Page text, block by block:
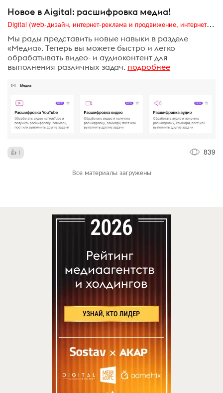
Новое в Aigital: расшифровка медиа!
Digital (web-дизайн, интернет-реклама и продвижение, интернет-сообщества и блоги, интернет-коммуникации, мобильный маркетинг, реклама на цифровых экранах)
Мы рады представить новые навыки в разделе
«Медиа». Теперь вы можете быстро и легко
обрабатывать видео- и аудиоконтент для
выполнения различных задач. подробнее
1 839
Все материалы загружены